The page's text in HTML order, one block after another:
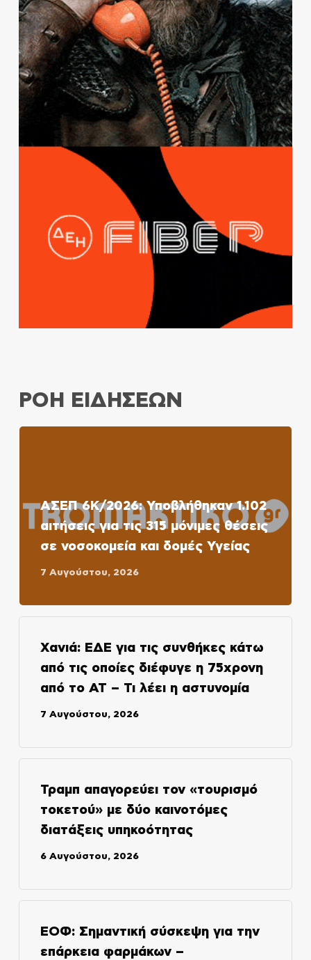
ΡΟΗ ΕΙΔΗΣΕΩΝ
ΑΣΕΠ 6Κ/2026: Υποβλήθηκαν 1.102
αιτήσεις για τις 315 μόνιμες θέσεις
σε νοσοκομεία και δομές Υγείας
7 Αυγούστου, 2026
Χανιά: ΕΔΕ για τις συνθήκες κάτω
από τις οποίες διέφυγε η 75χρονη
από το ΑΤ – Τι λέει η αστυνομία
7 Αυγούστου, 2026
Τραμπ απαγορεύει τον «τουρισμό
τοκετού» με δύο καινοτόμες
διατάξεις υπηκοότητας
6 Αυγούστου, 2026
ΕΟΦ: Σημαντική σύσκεψη για την
επάρκεια φαρμάκων –